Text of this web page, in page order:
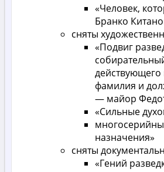
«Человек,
Бранко
сняты
«Подвиг
фамилия и
— майор
«Сильные
назначения»
сняты
«Гений